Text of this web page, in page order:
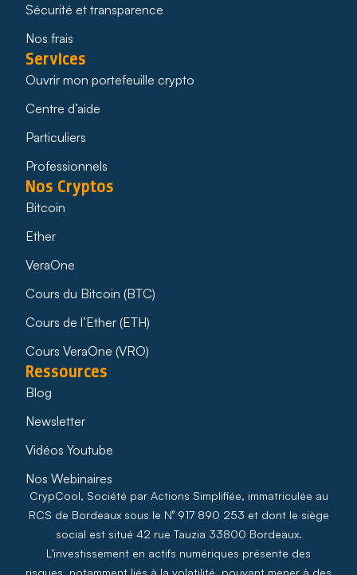
Sécurité et transparence
Nos frais
Services
Ouvrir mon portefeuille crypto
Centre d’aide
Particuliers
Professionnels
Nos Cryptos
Bitcoin
Ether
VeraOne
Cours du Bitcoin (BTC)
Cours de l’Ether (ETH)
Cours VeraOne (VRO)
Ressources
Blog
Newsletter
Vidéos Youtube
Nos Webinaires
CrypCool, Société par Actions Simplifiée, immatriculée au
RCS de Bordeaux sous le N° 917 890 253 et dont le siège
social est situé 42 rue Tauzia 33800 Bordeaux.
L’investissement en actifs numériques présente des
risques, notamment liés à la volatilité, pouvant mener à des